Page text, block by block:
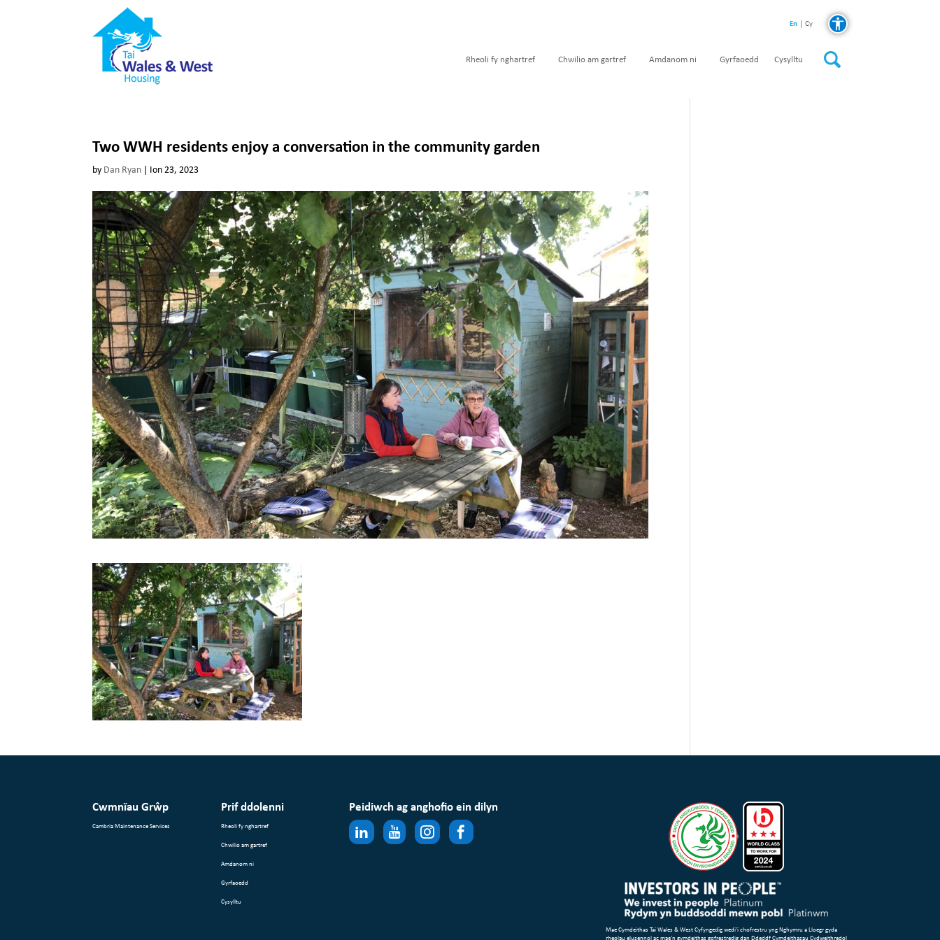
En Cy
Rheoli fy nghartref Chwilio am gartref Amdanom ni Gyrfaoedd Cysylltu
Two WWH residents enjoy a conversation in the community garden
by Dan Ryan | Ion 23, 2023
Cwmnïau Grŵp
Cambria Maintenance Services
Prif ddolenni
Rheoli fy nghartref
Chwilio am gartref
Amdanom ni
Gyrfaoedd
Cysylltu
Peidiwch ag anghofio ein dilyn
Mae Cymdeithas Tai Wales & West Cyfyngedig wedi’i chofrestru yng Nghymru a Lloegr gyda
rheolau elusennol ac mae’n gymdeithas gofrestredig dan Ddeddf Cymdeithasau Cydweithredol